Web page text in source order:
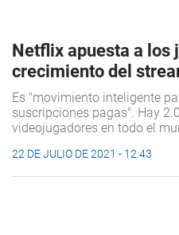
Netflix apuesta a los
crecimiento del
Es "movimiento inteligente
suscripciones pagas". Hay
videojugadores en todo el
22 DE JULIO DE 2021 - 12:43